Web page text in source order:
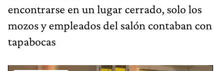
encontrarse en un lugar cerrado, solo los
mozos y empleados del salón contaban con
tapabocas